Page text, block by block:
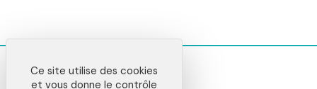
Ce site utilise des cookies
et vous donne le contrôle